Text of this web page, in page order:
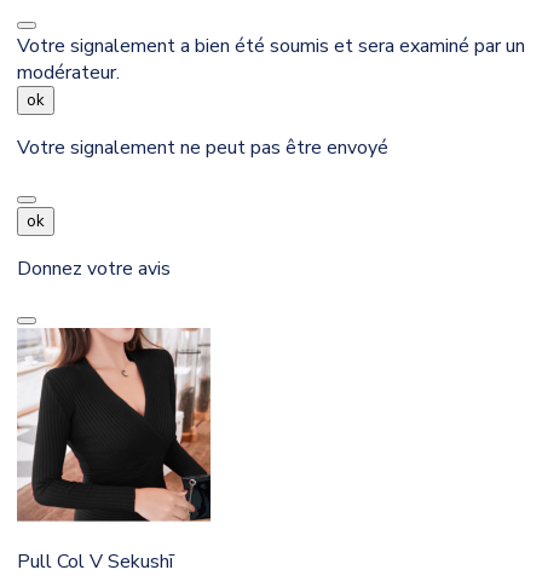
Votre signalement a bien été soumis et sera examiné par un
modérateur.
ok
Votre signalement ne peut pas être envoyé
ok
Donnez votre avis
Pull Col V Sekushī